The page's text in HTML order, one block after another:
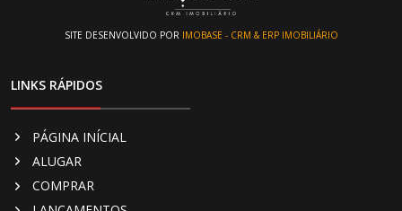
SITE DESENVOLVIDO POR IMOBASE - CRM & ERP IMOBILIÁRIO
LINKS RÁPIDOS
PÁGINA INÍCIAL
ALUGAR
COMPRAR